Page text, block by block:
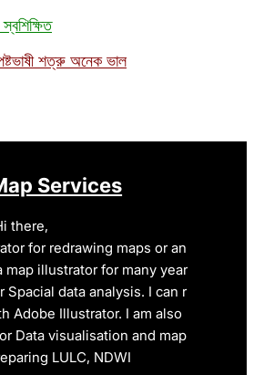
শত্রু অনেক ভাল
Services
there,
for redrawing maps or an
map illustrator for many year
Spacial data analysis. I can r
Adobe Illustrator. I am also
Data visualisation and map
LULC, NDWI